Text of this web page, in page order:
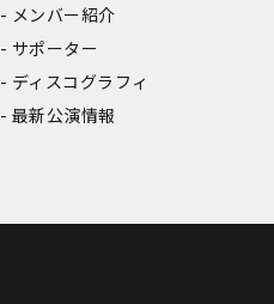
メンバー紹介
サポーター
ディスコグラフィ
最新公演情報